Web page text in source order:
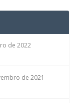
de 2022
de 2021